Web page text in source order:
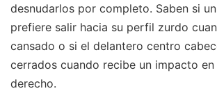
desnudarlos por completo. Saben si
prefiere salir hacia su perfil zurdo
cansado o si el delantero centro
cerrados cuando recibe un impacto
derecho.